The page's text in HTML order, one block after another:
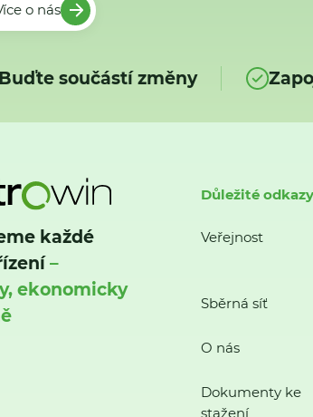
o nás
součástí změny
každé
–
ekonomicky
Důležité odkazy
Veřejnost
Sběrná síť
O nás
Dokumenty ke
stažení